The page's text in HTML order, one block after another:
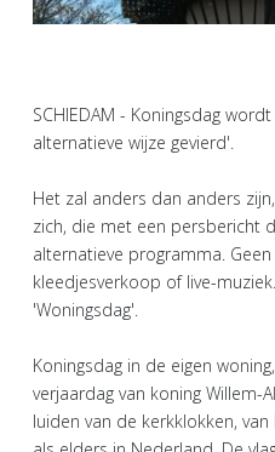
SCHIEDAM - Koningsdag
alternatieve wijze gevierd'.
Het zal anders dan anders
zich, die met een persbericht
alternatieve programma.
kleedjesverkoop of live-
'Woningsdag'.
Koningsdag in de eigen
verjaardag van koning Willem-
luiden van de kerkklokken,